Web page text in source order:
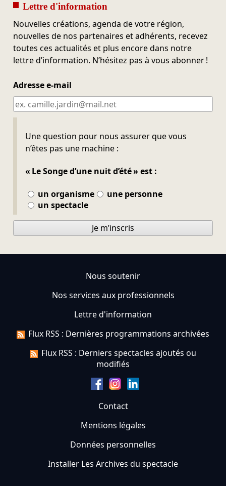
Lettre d'information
Nouvelles créations, agenda de votre région,
nouvelles de nos partenaires et adhérents, recevez
toutes ces actualités et plus encore dans notre
lettre d’information. N’hésitez pas à vous abonner !
Adresse e-mail
Une question pour nous assurer que vous
n’êtes pas une machine :
« Le Songe d’une nuit d’été » est :
un organisme
une personne
un spectacle
Ne pas remplir
Je m’inscris
Nous soutenir
Nos services aux professionnels
Lettre d'information
Flux RSS : Dernières programmations archivées
Flux RSS : Derniers spectacles ajoutés ou
modifiés
Contact
Mentions légales
Données personnelles
Installer Les Archives du spectacle